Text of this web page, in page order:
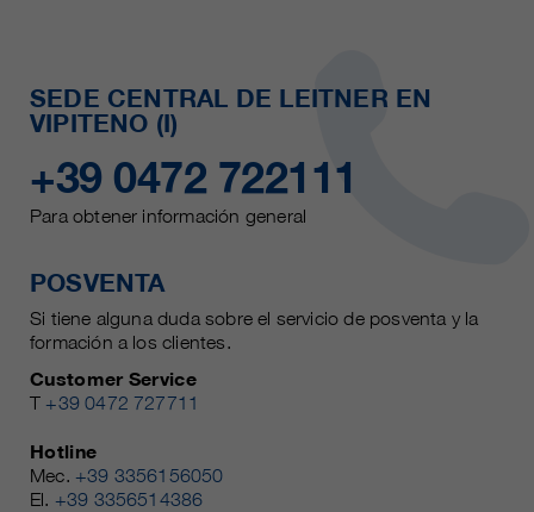
SEDE CENTRAL DE LEITNER EN
VIPITENO (I)
+39 0472 722111
Para obtener información general
POSVENTA
Si tiene alguna duda sobre el servicio de posventa y la
formación a los clientes.
Customer Service
T +39 0472 727711
Hotline
Mec. +39 3356156050
El. +39 3356514386